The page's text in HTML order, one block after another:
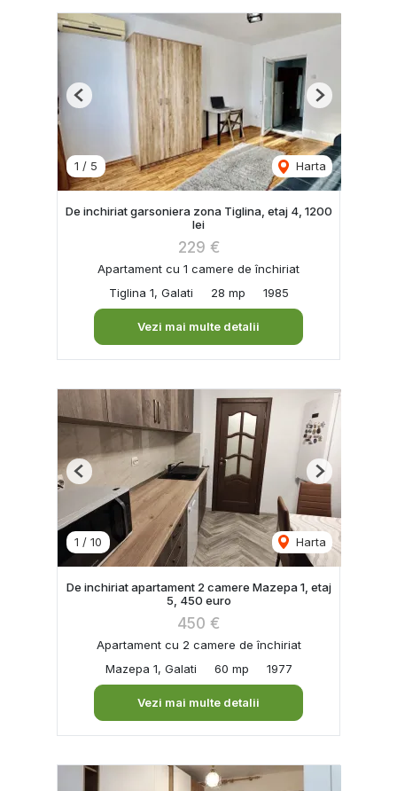
1 / 5 Harta
Previous Next
De inchiriat garsoniera zona Tiglina, etaj 4, 1200
lei
229 €
Apartament cu 1 camere de închiriat
Tiglina 1, Galati
28 mp 1985
Vezi mai multe detalii
1 / 10 Harta
Previous Next
De inchiriat apartament 2 camere Mazepa 1, etaj
5, 450 euro
450 €
Apartament cu 2 camere de închiriat
Mazepa 1, Galati
60 mp 1977
Vezi mai multe detalii